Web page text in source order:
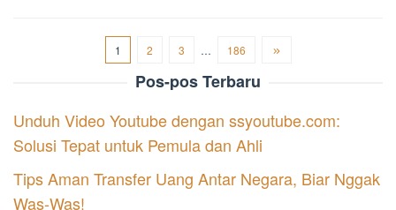
1 2 3 … 186
Pos-pos Terbaru
Unduh Video Youtube dengan ssyoutube.com:
Solusi Tepat untuk Pemula dan Ahli
Tips Aman Transfer Uang Antar Negara, Biar Nggak
Was-Was!